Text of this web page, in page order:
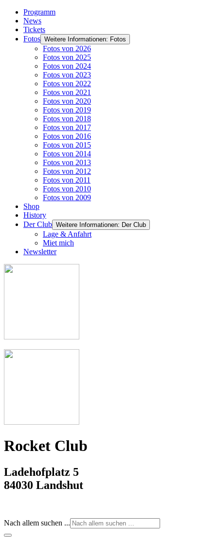
Programm
News
Tickets
Fotos Weitere Informationen: Fotos
Fotos von 2026
Fotos von 2025
Fotos von 2024
Fotos von 2023
Fotos von 2022
Fotos von 2021
Fotos von 2020
Fotos von 2019
Fotos von 2018
Fotos von 2017
Fotos von 2016
Fotos von 2015
Fotos von 2014
Fotos von 2013
Fotos von 2012
Fotos von 2011
Fotos von 2010
Fotos von 2009
Shop
History
Der Club Weitere Informationen: Der Club
Lage & Anfahrt
Miet mich
Newsletter
Rocket Club
Ladehofplatz 5
84030 Landshut
Nach allem suchen ...